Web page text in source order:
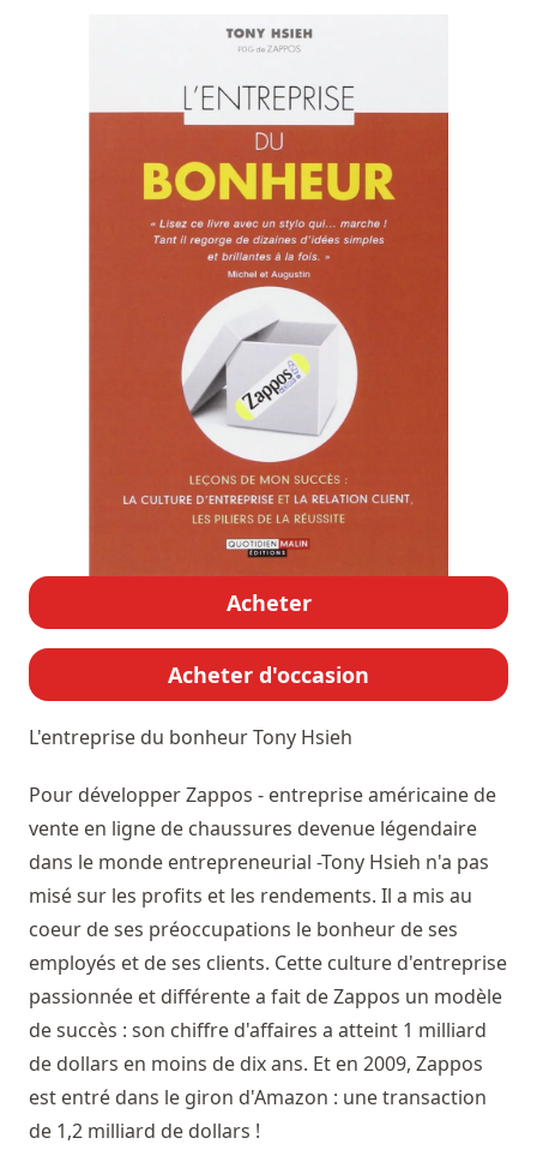
Acheter
Acheter d'occasion
L'entreprise du bonheurTony Hsieh
Pour développer Zappos - entreprise américaine de
vente en ligne de chaussures devenue légendaire
dans le monde entrepreneurial -Tony Hsieh n'a pas
misé sur les profits et les rendements. Il a mis au
coeur de ses préoccupations le bonheur de ses
employés et de ses clients. Cette culture d'entreprise
passionnée et différente a fait de Zappos un modèle
de succès : son chiffre d'affaires a atteint 1 milliard
de dollars en moins de dix ans. Et en 2009, Zappos
est entré dans le giron d'Amazon : une transaction
de 1,2 milliard de dollars !